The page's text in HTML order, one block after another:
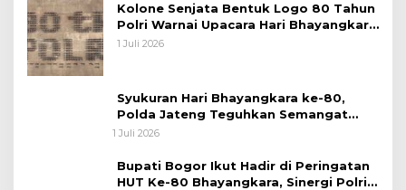
Kolone Senjata Bentuk Logo 80 Tahun
Polri Warnai Upacara Hari Bhayangkara
ke-80
1 Juli 2026
Syukuran Hari Bhayangkara ke-80,
Polda Jateng Teguhkan Semangat
Pengabdian dan Pererat Kebersamaan
1 Juli 2026
Bupati Bogor Ikut Hadir di Peringatan
HUT Ke-80 Bhayangkara, Sinergi Polri